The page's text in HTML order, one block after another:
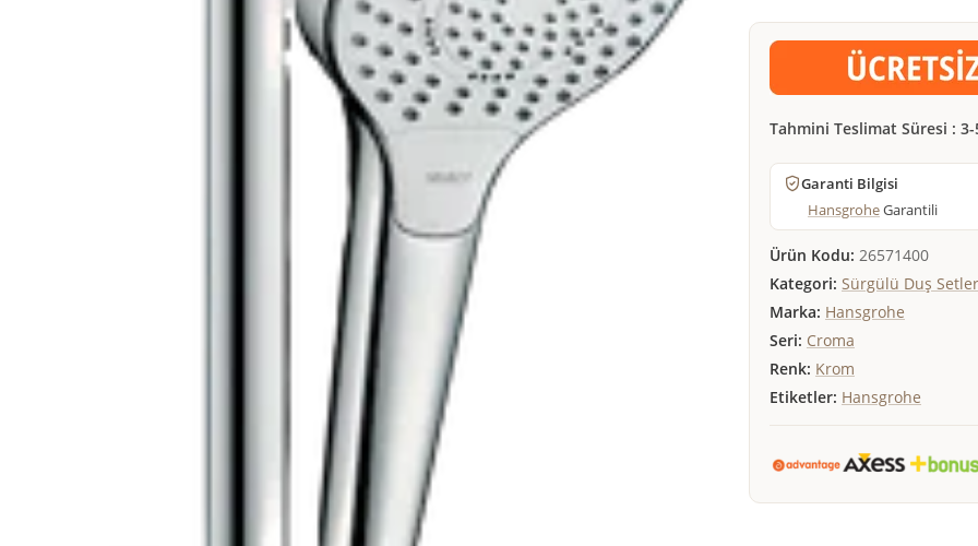
Tahmini Teslimat Süresi :
Garanti Bilgisi
HansgroheGarantili
Ürün Kodu: 26571400
Kategori: Sürgülü Duş
Marka: Hansgrohe
Seri: Croma
Renk: Krom
Etiketler: Hansgrohe